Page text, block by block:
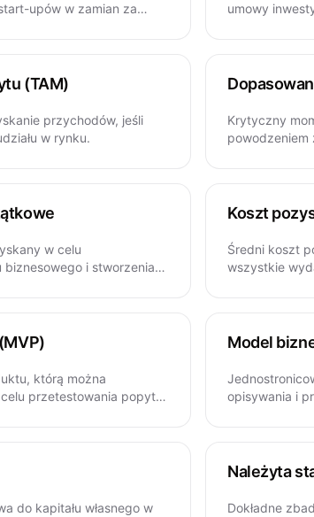
upów w zamian za
umowy
(TAM)
przychodów, jeśli
w rynku.
Krytyczny
w celu
biznesowego i stworzenia
Koszt
Średni koszt
wszystkie
którą można
przetestowania popytu i
Model
opisywania i
do kapitału własnego w
Należyta
Dokładne